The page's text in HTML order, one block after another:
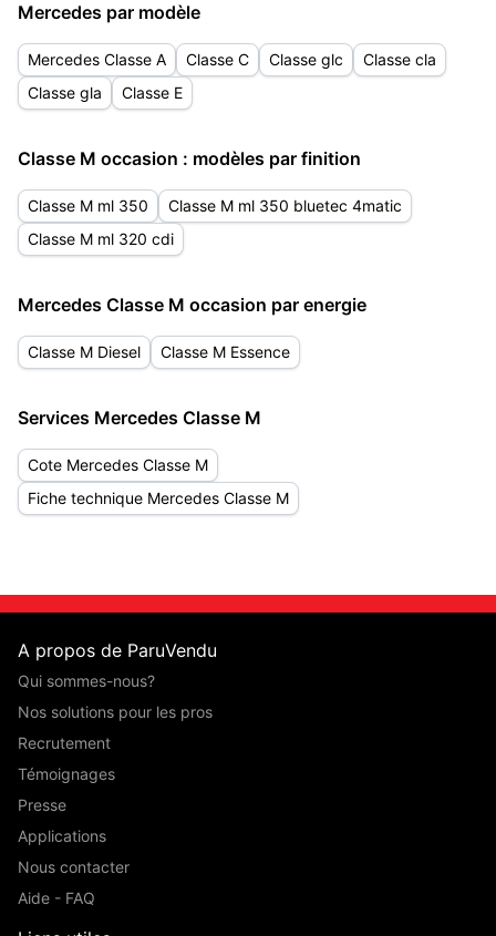
Mercedes par modèle
Mercedes Classe A Classe C Classe glc
Classe cla
Classe gla
Classe E
Classe M occasion : modèles par finition
Classe M ml 350
Classe M ml 350 bluetec 4matic
Classe M ml 320 cdi
Mercedes Classe M occasion par energie
Classe M Diesel Classe M Essence
Services Mercedes Classe M
Cote Mercedes Classe M
Fiche technique Mercedes Classe M
A propos de ParuVendu
Qui sommes-nous?
Nos solutions pour les pros
Recrutement
Témoignages
Presse
Applications
Nous contacter
Aide - FAQ